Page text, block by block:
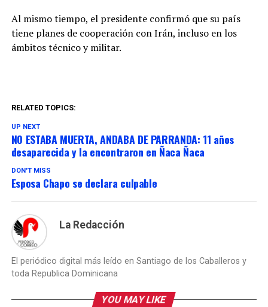
Al mismo tiempo, el presidente confirmó que su país
tiene planes de cooperación con Irán, incluso en los
ámbitos técnico y militar.
RELATED TOPICS:
UP NEXT
NO ESTABA MUERTA, ANDABA DE PARRANDA: 11 años
desaparecida y la encontraron en Ñaca Ñaca
DON'T MISS
Esposa Chapo se declara culpable
La Redacción
El periódico digital más leído en Santiago de los Caballeros y
toda Republica Dominicana
YOU MAY LIKE